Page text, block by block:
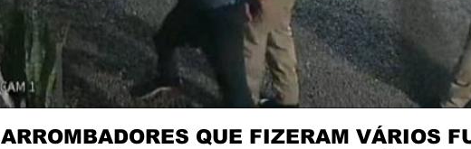
ARROMBADORES QUE FIZERAM VÁRIOS